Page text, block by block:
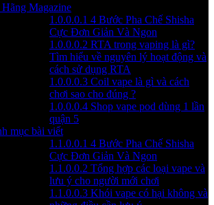
Magazine
1.0.0.0.1 4 Bước Pha Chế Shisha
Cực Đơn Giản Và Ngon
1.0.0.0.2 RTA trong vaping là gì?
Tìm hiểu về nguyên lý hoạt động và
cách sử dụng RTA
1.0.0.0.3 Coil vape là gì và cách
chơi sao cho đúng ?
1.0.0.0.4 Shop vape pod dùng 1 lần
quận 5
mục bài viết
1.1.0.0.1 4 Bước Pha Chế Shisha
Cực Đơn Giản Và Ngon
1.1.0.0.2 Tổng hợp các loại vape và
lưu ý cho người mới chơi
1.1.0.0.3 Khói vape có hại không và